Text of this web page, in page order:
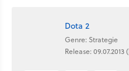
Dota 2
Genre: Strategie
Release: 09.07.2013